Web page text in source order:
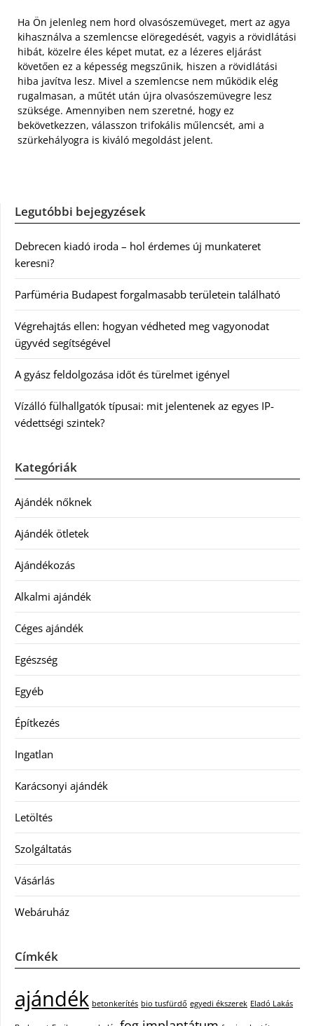
Ha Ön jelenleg nem hord olvasószemüveget, mert az agya
kihasználva a szemlencse elöregedését, vagyis a rövidlátási
hibát, közelre éles képet mutat, ez a lézeres eljárást
követően ez a képesség megszűnik, hiszen a rövidlátási
hiba javítva lesz. Mivel a szemlencse nem működik elég
rugalmasan, a műtét után újra olvasószemüvegre lesz
szüksége. Amennyiben nem szeretné, hogy ez
bekövetkezzen, válasszon trifokális műlencsét, ami a
szürkehályogra is kiváló megoldást jelent.
Legutóbbi bejegyzések
Debrecen kiadó iroda – hol érdemes új munkateret
keresni?
Parfüméria Budapest forgalmasabb területein található
Végrehajtás ellen: hogyan védheted meg vagyonodat
ügyvéd segítségével
A gyász feldolgozása időt és türelmet igényel
Vízálló fülhallgatók típusai: mit jelentenek az egyes IP-
védettségi szintek?
Kategóriák
Ajándék nőknek
Ajándék ötletek
Ajándékozás
Alkalmi ajándék
Céges ajándék
Egészség
Egyéb
Építkezés
Ingatlan
Karácsonyi ajándék
Letöltés
Szolgáltatás
Vásárlás
Webáruház
Címkék
ajándék betonkerítés bio tusfürdő egyedi ékszerek Eladó Lakás